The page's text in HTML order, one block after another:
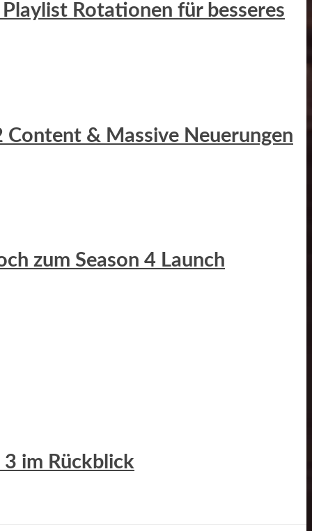
Rotationen für besseres
Content & Massive Neuerungen
zum Season 4 Launch
3 im Rückblick